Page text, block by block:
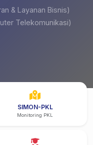
& Layanan Bisnis)
Telekomunikasi)
SIMON-PKL
Monitoring PKL